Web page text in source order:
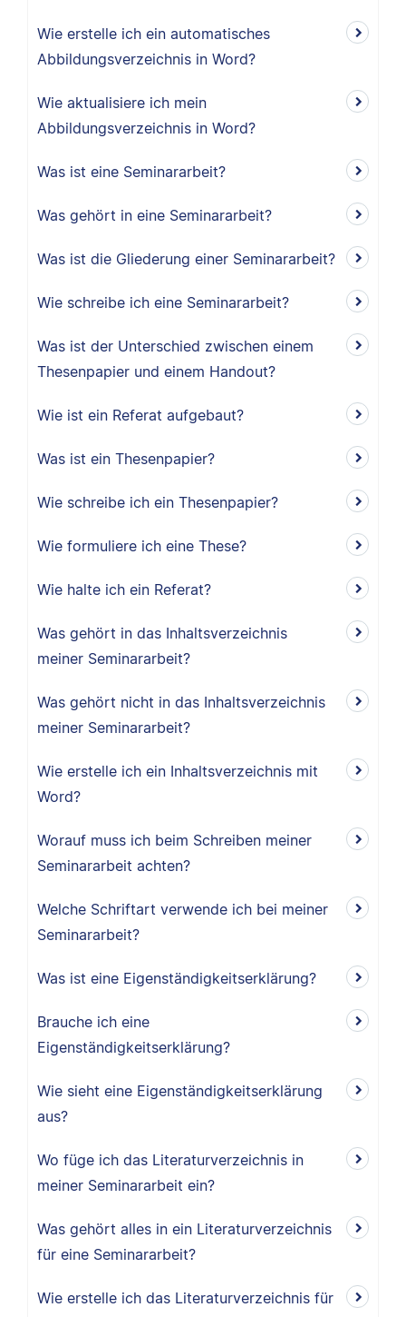
Wie erstelle ich ein automatisches
Abbildungsverzeichnis in Word?
Wie aktualisiere ich mein
Abbildungsverzeichnis in Word?
Was ist eine Seminararbeit?
Was gehört in eine Seminararbeit?
Was ist die Gliederung einer Seminararbeit?
Wie schreibe ich eine Seminararbeit?
Was ist der Unterschied zwischen einem
Thesenpapier und einem Handout?
Wie ist ein Referat aufgebaut?
Was ist ein Thesenpapier?
Wie schreibe ich ein Thesenpapier?
Wie formuliere ich eine These?
Wie halte ich ein Referat?
Was gehört in das Inhaltsverzeichnis
meiner Seminararbeit?
Was gehört nicht in das Inhaltsverzeichnis
meiner Seminararbeit?
Wie erstelle ich ein Inhaltsverzeichnis mit
Word?
Worauf muss ich beim Schreiben meiner
Seminararbeit achten?
Welche Schriftart verwende ich bei meiner
Seminararbeit?
Was ist eine Eigenständigkeitserklärung?
Brauche ich eine
Eigenständigkeitserklärung?
Wie sieht eine Eigenständigkeitserklärung
aus?
Wo füge ich das Literaturverzeichnis in
meiner Seminararbeit ein?
Was gehört alles in ein Literaturverzeichnis
für eine Seminararbeit?
Wie erstelle ich das Literaturverzeichnis für